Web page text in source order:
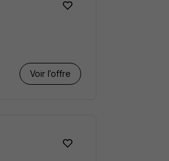
Voir l’offre